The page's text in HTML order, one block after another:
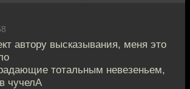
автору высказывания, меня это
тотальным невезеньем,
чучелА